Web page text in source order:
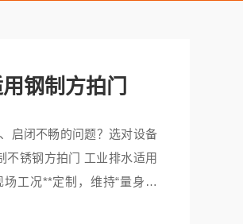
钢制方拍门
启闭不畅的问题？选对设备
不锈钢方拍门 工业排水适用
工况**定制，维持“量身打